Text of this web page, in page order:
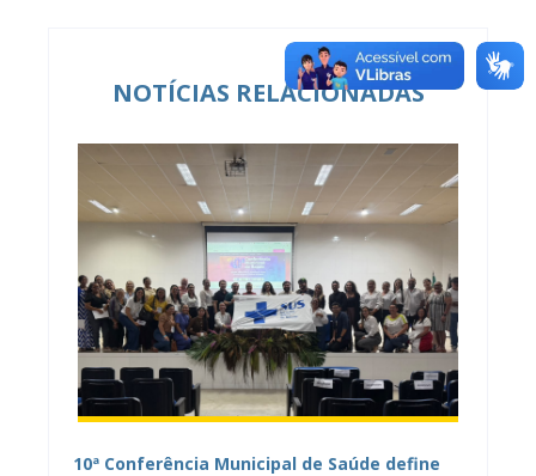
NOTÍCIAS RELACIONADAS
10ª Conferência Municipal de Saúde define